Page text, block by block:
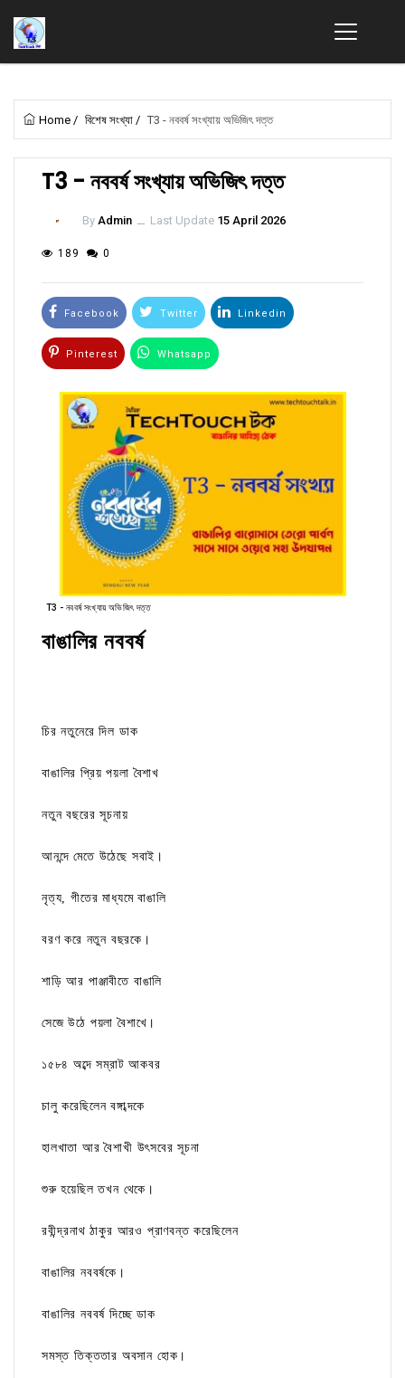
Home / বিশেষ সংখ্যা / T3 - নববর্ষ সংখ্যায় অভিজিৎ দত্ত
T3 - নববর্ষ সংখ্যায় অভিজিৎ দত্ত
By Admin ــ Last Update 15 April 2026
189 0
Facebook Twitter Linkedin
Pinterest Whatsapp
T3 - নববর্ষ সংখ্যায় অভিজিৎ দত্ত
বাঙালির নববর্ষ
চির নতুনেরে দিল ডাক
বাঙালির প্রিয় পয়লা বৈশাখ
নতুন বছরের সূচনায়
আনন্দে মেতে উঠেছে সবাই।
নৃত্য, গীতের মাধ্যমে বাঙালি
বরণ করে নতুন বছরকে।
শাড়ি আর পাঞ্জাবীতে বাঙালি
সেজে উঠে পয়লা বৈশাখে।
১৫৮৪ অব্দে সম্রাট আকবর
চালু করেছিলেন বঙ্গাব্দকে
হালখাতা আর বৈশাখী উৎসবের সূচনা
শুরু হয়েছিল তখন থেকে।
রবীন্দ্রনাথ ঠাকুর আরও প্রাণবন্ত করেছিলেন
বাঙালির নববর্ষকে।
বাঙালির নববর্ষ দিচ্ছে ডাক
সমস্ত তিক্ততার অবসান হোক।